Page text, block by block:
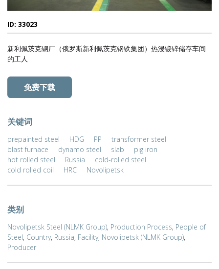
ID: 33023
新利佩茨克钢厂（俄罗斯新利佩茨克钢铁集团）热浸镀锌储存车间
的工人
免费下载
关键词
prepainted steel HDG PP
transformer steel
blast furnace
dynamo steel slab
pig iron
hot rolled steel
Russia
cold-rolled steel
cold rolled coil
HRC Novolipetsk
类别
Novolipetsk Steel (NLMK Group), Production Process, People of
Steel, Country, Russia, Facility, Novolipetsk (NLMK Group),
Producer